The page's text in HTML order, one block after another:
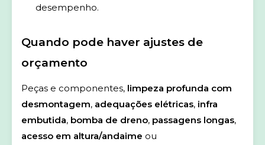
desempenho.
Quando pode haver ajustes de
orçamento
Peças e componentes, limpeza profunda com
desmontagem, adequações elétricas, infra
embutida, bomba de dreno, passagens longas,
acesso em altura/andaime ou